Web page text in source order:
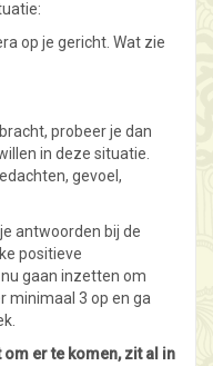
op je gericht. Wat zie
probeer je dan
in deze situatie.
gevoel,
antwoorden bij de
positieve
gaan inzetten om
minimaal 3 op en ga
er te komen, zit al in